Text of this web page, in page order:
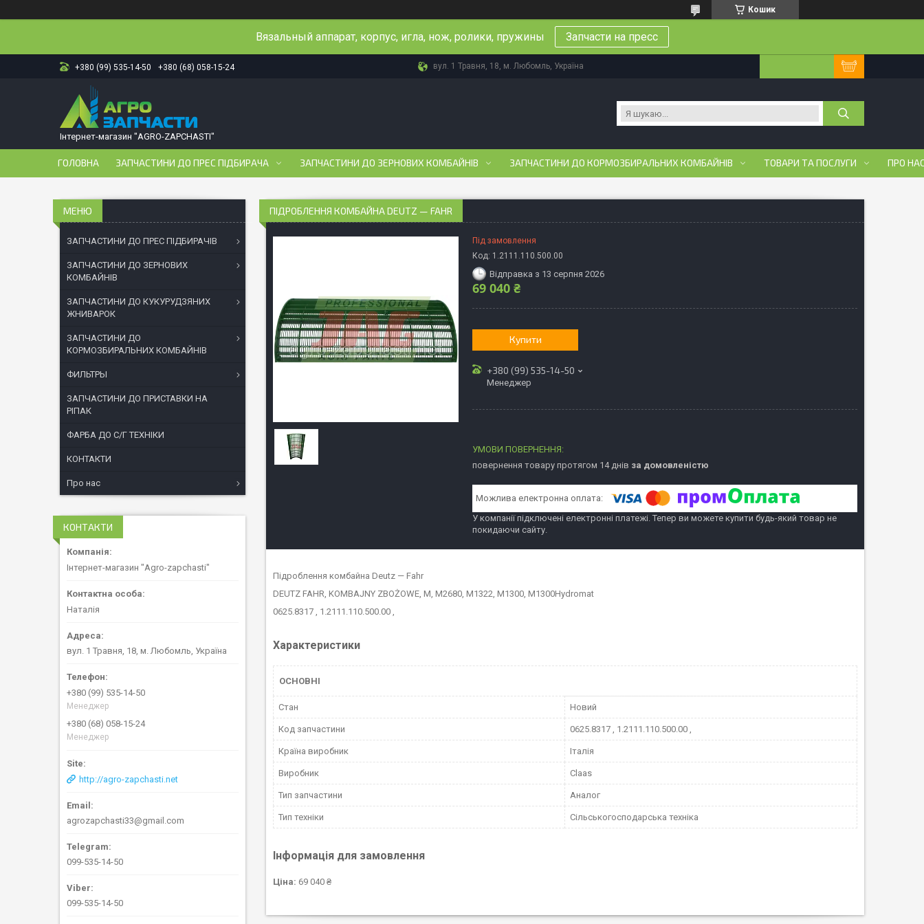
Кошик
Вязальный аппарат, корпус, игла, нож, ролики, пружины Запчасти на пресс
+380 (99) 535-14-50 +380 (68) 058-15-24 вул. 1 Травня, 18, м. Любомль, Україна
Інтернет-магазин "AGRO-ZAPCHASTI"
ГОЛОВНА ЗАПЧАСТИНИ ДО ПРЕС ПІДБИРАЧА ЗАПЧАСТИНИ ДО ЗЕРНОВИХ КОМБАЙНІВ ЗАПЧАСТИНИ ДО КОРМОЗБИРАЛЬНИХ КОМБАЙНІВ ТОВАРИ ТА ПОСЛУГИ ПРО
ПІДРОБЛЕННЯ КОМБАЙНА DEUTZ — FAHR
Під замовлення
Код: 1.2111.110.500.00
Відправка з 13 серпня 2026
69 040 ₴
Купити
+380 (99) 535-14-50
Менеджер
повернення товару протягом 14 днів за домовленістю
У компанії підключені електронні платежі. Тепер ви можете купити будь-який товар не
покидаючи сайту.
Підроблення комбайна Deutz — Fahr
DEUTZ FAHR, KOMBAJNY ZBOŻOWE, M, M2680, M1322, M1300, M1300Hydromat
0625.8317 , 1.2111.110.500.00 ,
Характеристики
ОСНОВНІ
Стан Новий
Код запчастини 0625.8317 , 1.2111.110.500.00 ,
Країна виробник Італія
Виробник Claas
Тип запчастини Аналог
Тип техніки Сільськогосподарська техніка
Інформація для замовлення
Ціна: 69 040 ₴
ЗАПЧАСТИНИ ДО ПРЕС ПІДБИРАЧІВ
ЗАПЧАСТИНИ ДО ЗЕРНОВИХ
КОМБАЙНІВ
ЗАПЧАСТИНИ ДО КУКУРУДЗЯНИХ
ЖНИВАРОК
ЗАПЧАСТИНИ ДО
КОРМОЗБИРАЛЬНИХ КОМБАЙНІВ
ФИЛЬТРЫ
ЗАПЧАСТИНИ ДО ПРИСТАВКИ НА
РІПАК
ФАРБА ДО С/Г ТЕХНІКИ
КОНТАКТИ
Про нас
КОНТАКТИ
Інтернет-магазин "Agro-zapchasti"
Наталія
вул. 1 Травня, 18, м. Любомль, Україна
+380 (99) 535-14-50
Менеджер
+380 (68) 058-15-24
Менеджер
http://agro-zapchasti.net
agrozapchasti33@gmail.com
099-535-14-50
099-535-14-50